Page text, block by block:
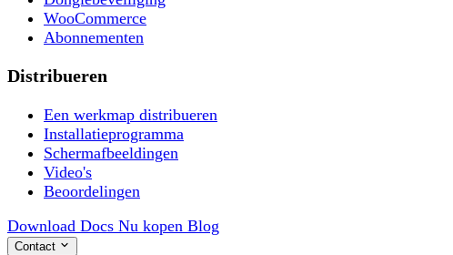
WooCommerce
Abonnementen
Distribueren
Een werkmap distribueren
Installatieprogramma
Schermafbeeldingen
Video's
Beoordelingen
Download Docs Nu kopen Blog
Contact